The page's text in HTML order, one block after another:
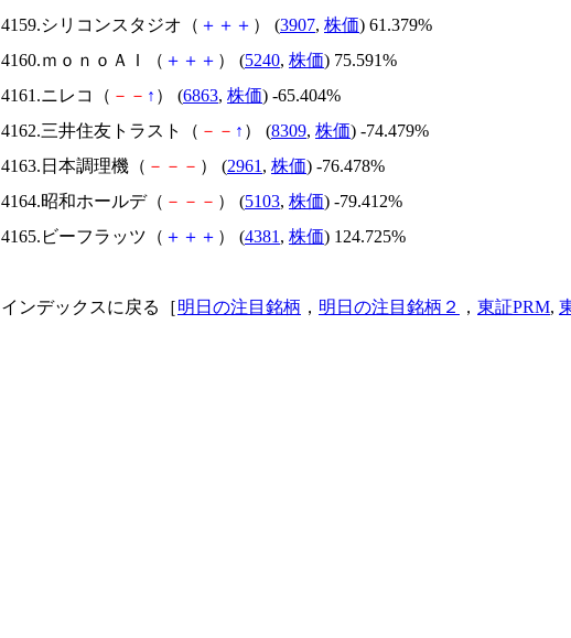
4159.シリコンスタジオ（ ＋ ＋ ＋ ） (3907, 株価) 61.379%
4160.ｍｏｎｏＡＩ（ ＋ ＋ ＋ ） (5240, 株価) 75.591%
4161.ニレコ（ － － ↑ ） (6863, 株価) -65.404%
4162.三井住友トラスト（ － － ↑ ） (8309, 株価) -74.479%
4163.日本調理機（ － － － ） (2961 , 株価) -76.478%
4164.昭和ホールデ（ － － － ） (5103, 株価) -79.412%
4165.ビーフラッツ（ ＋ ＋ ＋ ） (4381 , 株価) 124.725%
インデックスに戻る［明日の注目銘柄 ， 明日の注目銘柄２ ， 東証PRM,